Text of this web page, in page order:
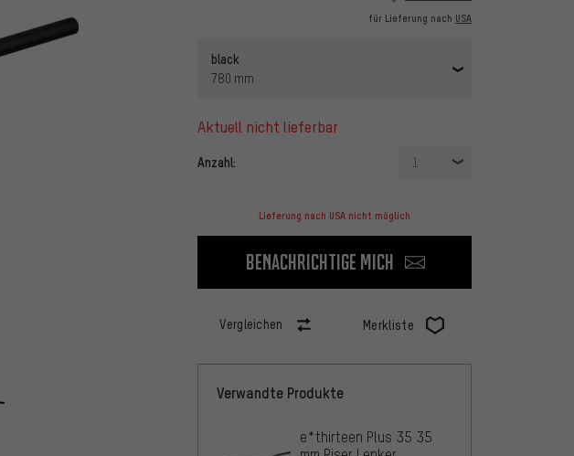
für Lieferung nach USA
black
780 mm
aktuell nicht lieferbar
Anzahl: 1
Lieferung nach USA nicht möglich
Benachrichtige mich
Vergleichen Merkliste
Verwandte Produkte
e*thirteen Plus 35 35